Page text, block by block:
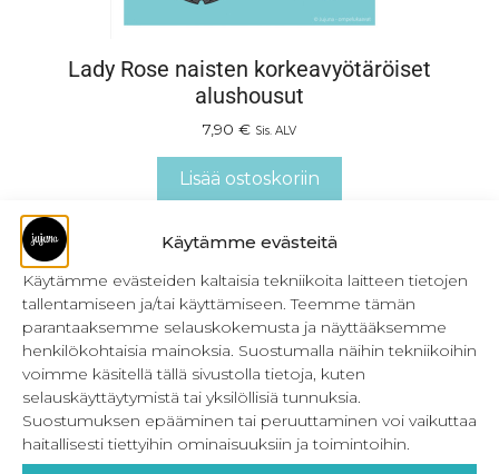
Käytämme evästeitä
Käytämme evästeiden kaltaisia tekniikoita laitteen tietojen
tallentamiseen ja/tai käyttämiseen. Teemme tämän
parantaaksemme selauskokemusta ja näyttääksemme
henkilökohtaisia mainoksia. Suostumalla näihin tekniikoihin
voimme käsitellä tällä sivustolla tietoja, kuten
selauskäyttäytymistä tai yksilöllisiä tunnuksia.
Suostumuksen epääminen tai peruuttaminen voi vaikuttaa
haitallisesti tiettyihin ominaisuuksiin ja toimintoihin.
Lady Rose naisten korkeavyötäröiset
alushousut
7,90 € Sis. ALV
Lisää ostoskoriin